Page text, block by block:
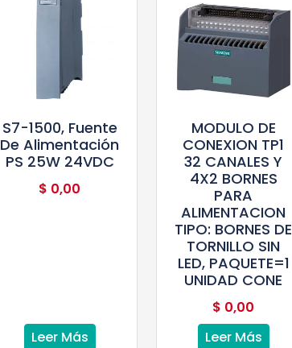
S7-1500, Fuente
De Alimentación
PS 25W 24VDC
$ 0,00
Leer Más
MODULO DE
CONEXION TP1
32 CANALES Y
4X2 BORNES
PARA
ALIMENTACION
TIPO: BORNES DE
TORNILLO SIN
LED, PAQUETE=1
UNIDAD CONE
$ 0,00
Leer Más